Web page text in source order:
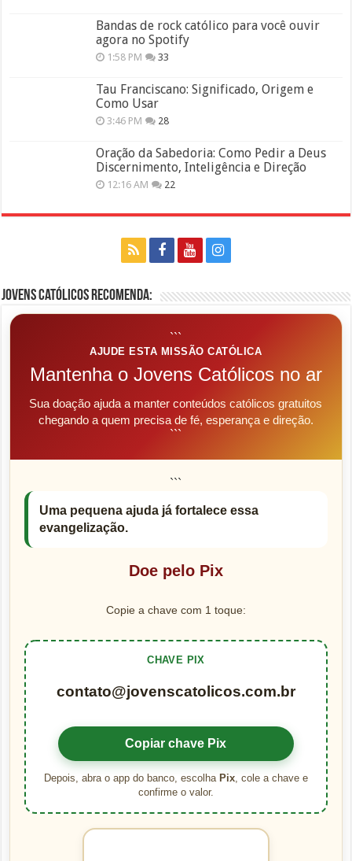
Bandas de rock católico para você ouvir
agora no Spotify
1:58 PM 33
Tau Franciscano: Significado, Origem e
Como Usar
3:46 PM 28
Oração da Sabedoria: Como Pedir a Deus
Discernimento, Inteligência e Direção
12:16 AM 22
Jovens Católicos Recomenda:
```
AJUDE ESTA MISSÃO CATÓLICA
Mantenha o Jovens Católicos no ar
Sua doação ajuda a manter conteúdos católicos gratuitos
chegando a quem precisa de fé, esperança e direção.
```
```
Uma pequena ajuda já fortalece essa
evangelização.
Doe pelo Pix
Copie a chave com 1 toque:
CHAVE PIX
contato@jovenscatolicos.com.br
Copiar chave Pix
Depois, abra o app do banco, escolha Pix, cole a chave e
confirme o valor.